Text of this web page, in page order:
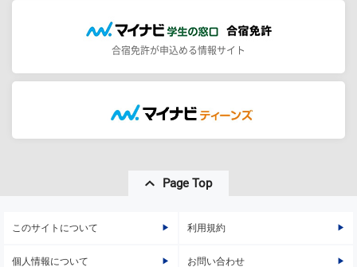
合宿免許が申込める情報サイト
Page Top
このサイトについて 利用規約
個人情報について お問い合わせ